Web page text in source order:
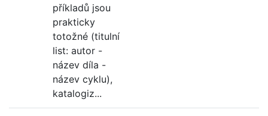
příkladů jsou
prakticky
totožné (titulní
list: autor -
název díla -
název cyklu),
katalogiz...